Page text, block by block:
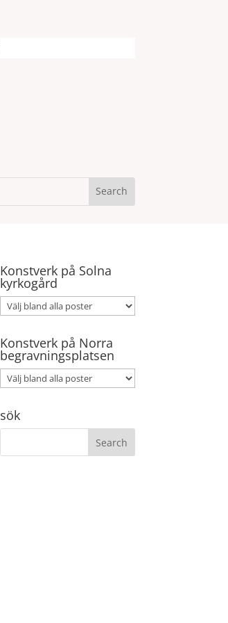
Konstverk på Solna
kyrkogård
Konstverk på Norra
begravningsplatsen
sök